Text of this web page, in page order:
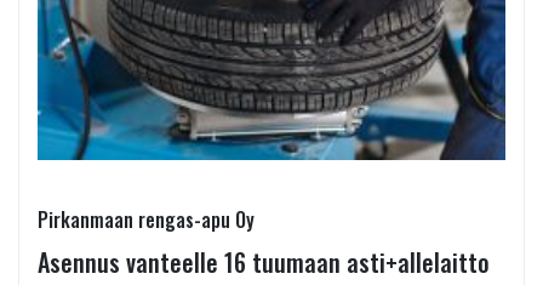
Pirkanmaan rengas-apu Oy
Asennus vanteelle 16 tuumaan asti+allelaitto